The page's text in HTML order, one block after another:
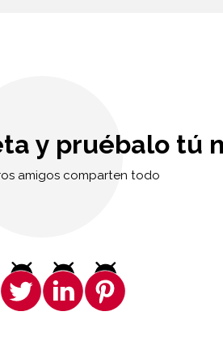
y pruébalo tú
amigos comparten todo